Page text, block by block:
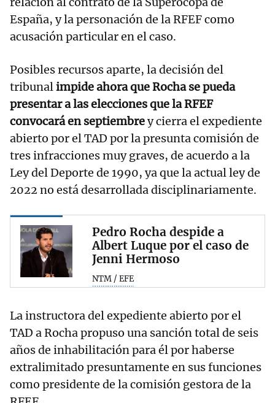
España, y la personación de la RFEF como
acusación particular en el caso.
Posibles recursos aparte, la decisión del
tribunalimpide ahora que Rocha se pueda
presentar a las elecciones que la RFEF
convocará en septiembrey cierra el expediente
abierto por el TAD por la presunta comisión de
tres infracciones muy graves, de acuerdo a la
Ley del Deporte de 1990, ya que la actual ley de
2022 no está desarrollada disciplinariamente.
Pedro Rocha despide a
Albert Luque por el caso de
Jenni Hermoso
NTM / EFE
La instructora del expediente abierto por el
TAD a Rocha propuso una sanción total de seis
años de inhabilitación para él por haberse
extralimitado presuntamente en sus funciones
como presidente de la comisión gestora de la